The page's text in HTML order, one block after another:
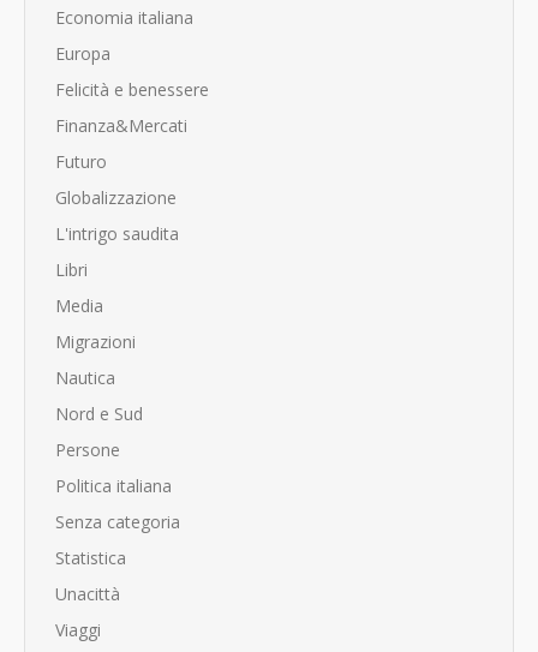
Economia italiana
Europa
Felicità e benessere
Finanza&Mercati
Futuro
Globalizzazione
L'intrigo saudita
Libri
Media
Migrazioni
Nautica
Nord e Sud
Persone
Politica italiana
Senza categoria
Statistica
Unacittà
Viaggi